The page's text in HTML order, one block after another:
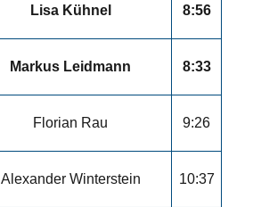
Lisa Kühnel 8:56
Markus Leidmann 8:33
Florian Rau 9:26
Alexander Winterstein 10:37